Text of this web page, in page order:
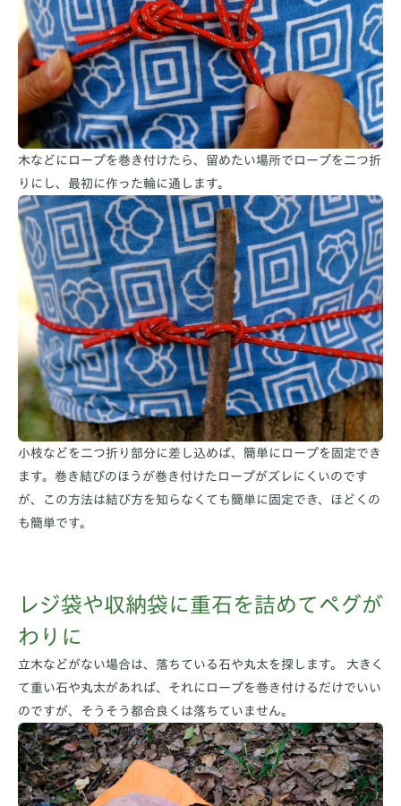
木などにロープを巻き付けたら、留めたい場所でロープを二つ折
りにし、最初に作った輪に通します。
小枝などを二つ折り部分に差し込めば、簡単にロープを固定でき
ます。巻き結びのほうが巻き付けたロープがズレにくいのです
が、この方法は結び方を知らなくても簡単に固定でき、ほどくの
も簡単です。
レジ袋や収納袋に重石を詰めてペグが
わりに
立木などがない場合は、落ちている石や丸太を探します。 大きく
て重い石や丸太があれば、それにロープを巻き付けるだけでいい
のですが、そうそう都合良くは落ちていません。